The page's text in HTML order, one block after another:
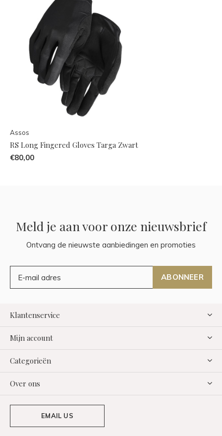
Assos
RS Long Fingered Gloves Targa Zwart
€80,00
Meld je aan voor onze nieuwsbrief
Ontvang de nieuwste aanbiedingen en promoties
ABONNEER
Klantenservice
Mijn account
Categorieën
Over ons
EMAIL US